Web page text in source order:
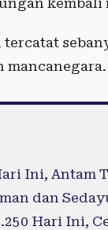
mancanegara.
Ini, Antam
dan
Hari Ini,